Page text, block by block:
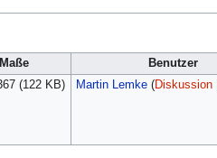
Maße Benutzer
(122 KB) Martin Lemke (Diskussion|